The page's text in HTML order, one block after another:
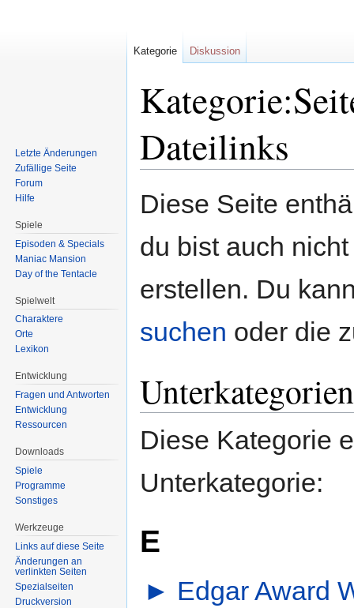
Dateilinks
Navigation
Suche
Diese Seite
du bist auch
erstellen. Du
suchen oder die
Unterkategorien
Diese Kategorie
Unterkategorie:
E
► Edgar Award
Kategorie Diskussion
Letzte Änderungen
Zufällige Seite
Forum
Hilfe
Spiele
Episoden & Specials
Maniac Mansion
Day of the Tentacle
Spielwelt
Charaktere
Orte
Lexikon
Entwicklung
Fragen und Antworten
Entwicklung
Ressourcen
Downloads
Spiele
Programme
Sonstiges
Werkzeuge
Links auf diese Seite
Änderungen an
verlinkten Seiten
Spezialseiten
Druckversion